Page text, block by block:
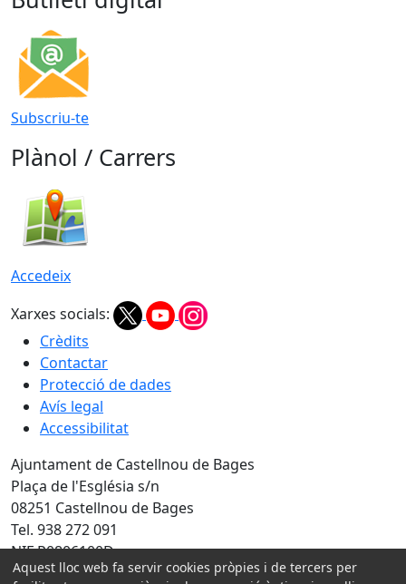
Subscriu-te
Plànol / Carrers
Accedeix
Xarxes socials:
Crèdits
Contactar
Protecció de dades
Avís legal
Accessibilitat
Ajuntament de Castellnou de Bages
Plaça de l'Església s/n
08251 Castellnou de Bages
Tel. 938 272 091
NIF P0806100D
Aquest lloc web fa servir cookies pròpies i de tercers per